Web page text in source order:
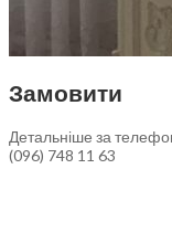
Замовити
Детальніше за
(096) 748 11 63